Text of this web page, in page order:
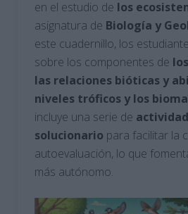
en el estudio de los
asignatura de Biología y
este cuadernillo, los
sobre los componentes de
las relaciones bióticas y
niveles tróficos y los
incluye una serie de
solucionario para facilitar la
autoevaluación, lo que
más autónomo.